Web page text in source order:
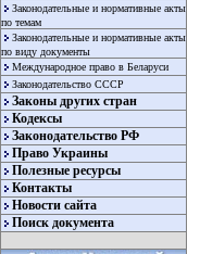
Законодательные и нормативные акты
по темам
Законодательные и нормативные акты
по виду документы
Международное право в Беларуси
Законодательство СССР
Законы других стран
Кодексы
Законодательство РФ
Право Украины
Полезные ресурсы
Контакты
Новости сайта
Поиск документа